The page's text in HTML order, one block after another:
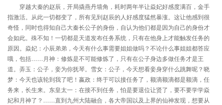
穿越大秦的赵辰，开局撬燕丹墙角，耗时两年半让焱妃好感度满百，金手
指激活。从此一切都变了，所有见到赵辰的人好感度猛然暴涨。这让他感到很
奇怪，同时也得知自己大秦长公子的身份，自认为他们都是因为自己的身份才
会如此。殊不知！一切都是天道发布任务系统，只有在他身上才能触发任务的
原因。焱妃：小辰弟弟，今天有什么事需要姐姐做吗？不论什么事姐姐都答应
哦，包括……月神：修炼是不可能修炼了，只有在公子身边多做任务才是王
道。弄玉：公子，妾为你抚琴。雪女：公子，今天想看妾身穿什么跳舞呢？晓
梦：今天也该轮到我了吧！嬴政：终于可以接任务了，额滴额滴都是额滴，任
务来，长生来。东皇太一：在接不到任务，怕是要退位让贤了，要不要学学焱
妃和月神了？……直到九州大陆融合，各大帝国以及上界的仙神发现，想要从